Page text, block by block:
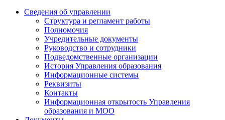
Сведения об управлении
Структура и регламент работы
Полномочия
Учредительные документы
Руководство и сотрудники
Подведомственные организации
История Управления образования
Информационные системы
Реквизиты
Контакты
Информационная открытость Управления
образования и МОО